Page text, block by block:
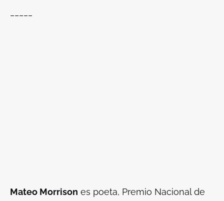
Mateo Morrison es poeta, Premio Nacional de